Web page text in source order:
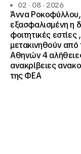
02 · 08 · 2026
Άννα Ροκοφύλλου,
εξασφαλισμένη η
φοιτητικές
μετακινηθούν από
Αθηνών 4
ανακρίβειες
της ΦΕΑ